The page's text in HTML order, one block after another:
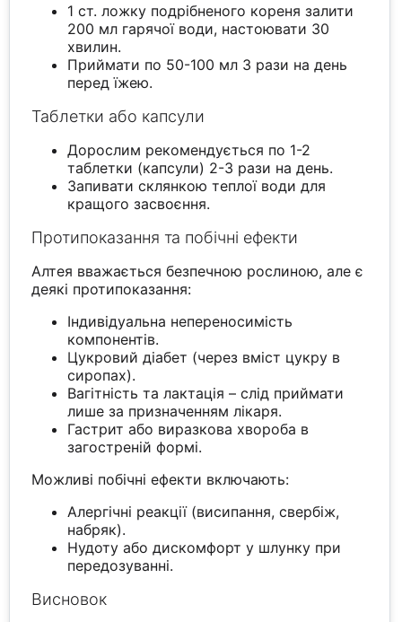
1 ст. ложку подрібненого кореня залити
200 мл гарячої води, настоювати 30
хвилин.
Приймати по 50-100 мл 3 рази на день
перед їжею.
Таблетки або капсули
Дорослим рекомендується по 1-2
таблетки (капсули) 2-3 рази на день.
Запивати склянкою теплої води для
кращого засвоєння.
Протипоказання та побічні ефекти
Алтея вважається безпечною рослиною, але є
деякі протипоказання:
Індивідуальна непереносимість
компонентів.
Цукровий діабет (через вміст цукру в
сиропах).
Вагітність та лактація – слід приймати
лише за призначенням лікаря.
Гастрит або виразкова хвороба в
загостреній формі.
Можливі побічні ефекти включають:
Алергічні реакції (висипання, свербіж,
набряк).
Нудоту або дискомфорт у шлунку при
передозуванні.
Висновок